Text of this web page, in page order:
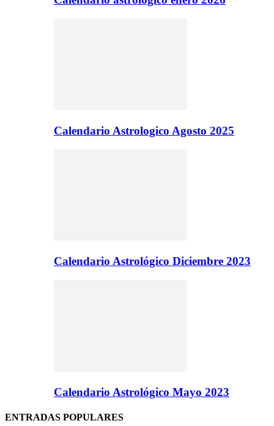
Calendario Astrologico Agosto 2025
Calendario Astrológico Diciembre 2023
Calendario Astrológico Mayo 2023
ENTRADAS POPULARES